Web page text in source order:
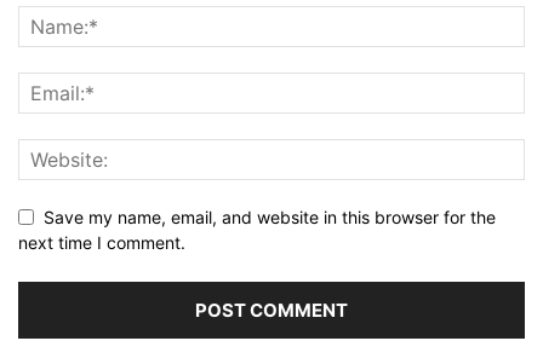
Save my name, email, and website in this browser for the
next time I comment.